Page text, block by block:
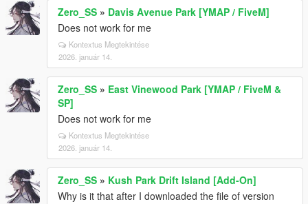
Zero_SS » Davis Avenue Park [YMAP / FiveM]
Does not work for me
Kontextus Megtekintése
2026. január 14.
Zero_SS » East Vinewood Park [YMAP / FiveM &
SP]
Does not work for me
Kontextus Megtekintése
2026. január 14.
Zero_SS » Kush Park Drift Island [Add-On]
Why is it that after I downloaded the file of version